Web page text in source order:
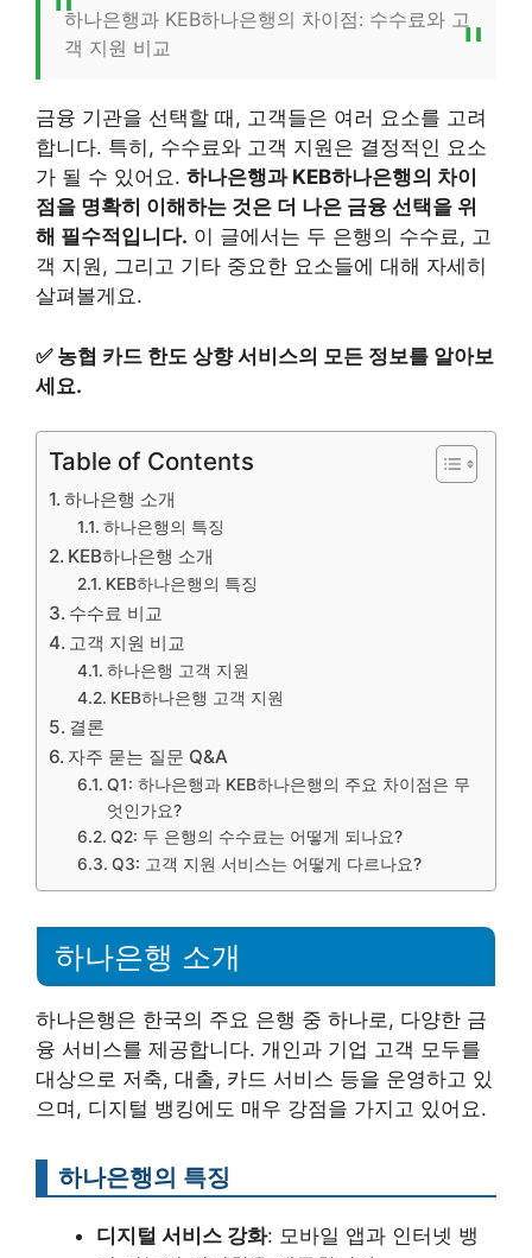
하나은행과 KEB하나은행의 차이점: 수수료와 고
객 지원 비교
금융 기관을 선택할 때, 고객들은 여러 요소를 고려
합니다. 특히, 수수료와 고객 지원은 결정적인 요소
가 될 수 있어요. 하나은행과 KEB하나은행의 차이
점을 명확히 이해하는 것은 더 나은 금융 선택을 위
해 필수적입니다. 이 글에서는 두 은행의 수수료, 고
객 지원, 그리고 기타 중요한 요소들에 대해 자세히
살펴볼게요.
✅ 농협 카드 한도 상향 서비스의 모든 정보를 알아보
세요.
Table of Contents
하나은행 소개
하나은행의 특징
KEB하나은행 소개
KEB하나은행의 특징
수수료 비교
고객 지원 비교
하나은행 고객 지원
KEB하나은행 고객 지원
결론
자주 묻는 질문 Q&A
Q1: 하나은행과 KEB하나은행의 주요 차이점은 무
엇인가요?
Q2: 두 은행의 수수료는 어떻게 되나요?
Q3: 고객 지원 서비스는 어떻게 다르나요?
하나은행 소개
하나은행은 한국의 주요 은행 중 하나로, 다양한 금
융 서비스를 제공합니다. 개인과 기업 고객 모두를
대상으로 저축, 대출, 카드 서비스 등을 운영하고 있
으며, 디지털 뱅킹에도 매우 강점을 가지고 있어요.
하나은행의 특징
디지털 서비스 강화: 모바일 앱과 인터넷 뱅